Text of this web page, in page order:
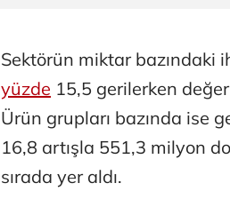
Sektörün miktar bazındaki
yüzde 15,5 gerilerken
Ürün grupları bazında ise
16,8 artışla 551,3 milyon
sırada yer aldı.